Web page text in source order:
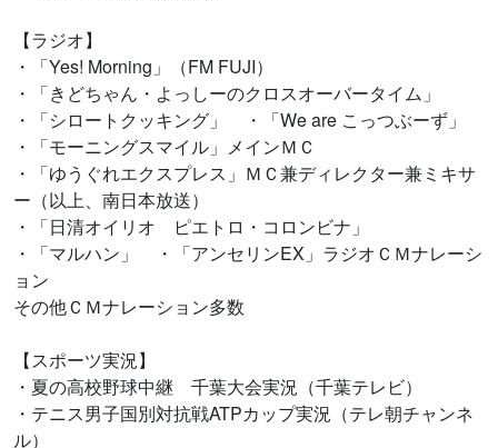
【ラジオ】
・「Yes! Morning」（FM FUJI）
・「きどちゃん・よっしーのクロスオーバータイム」
・「シロートクッキング」 ・「We are こっつぶーず」
・「モーニングスマイル」メインＭＣ
・「ゆうぐれエクスプレス」ＭＣ兼ディレクター兼ミキサ
ー（以上、南日本放送）
・「日清オイリオ ピエトロ・コロンビナ」
・「マルハン」 ・「アンセリンEX」ラジオＣＭナレーシ
ョン
その他ＣＭナレーション多数
【スポーツ実況】
・夏の高校野球中継 千葉大会実況（千葉テレビ）
・テニス男子国別対抗戦ATPカップ実況（テレ朝チャンネ
ル）